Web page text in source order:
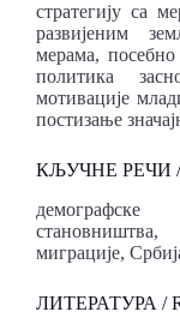
стратегију са
развијеним
мерама, посебно
политика
мотивације
постизање
КЉУЧНЕ РЕЧИ /
миграције,
ЛИТЕРАТУРА /